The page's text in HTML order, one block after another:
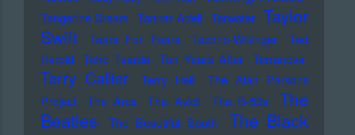
Tangerine Dream Tanner Adell Tarwater Taylor
Swift
Tears For Fears Techno-Wikinger
Ted
Herold
Teho Teardo Ten Years After Terranova
Terry Callier Terry Hall
The Alan Parsons
Project
The Arcs The Avicii The B-52s
The
Beatles
The Beautiful South
The Black